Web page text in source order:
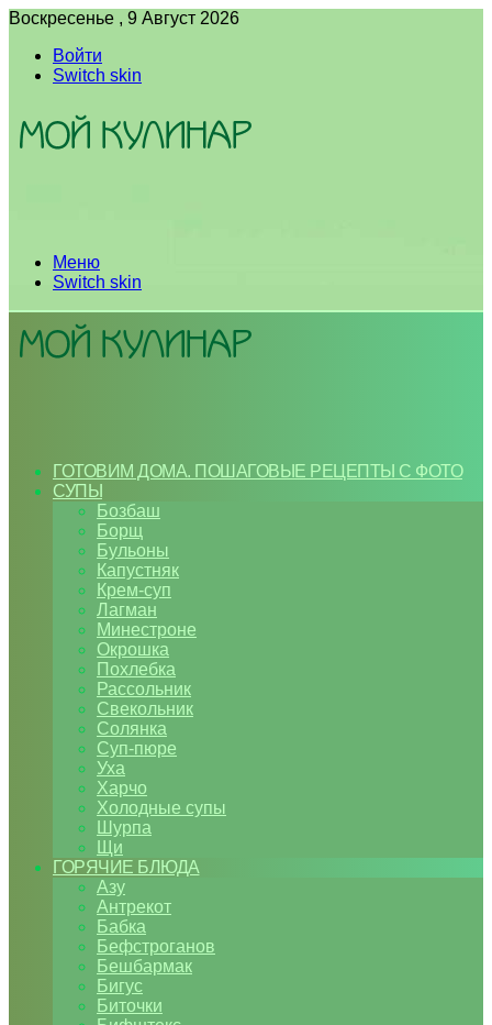
Воскресенье , 9 Август 2026
Войти
Switch skin
Меню
Switch skin
ГОТОВИМ ДОМА. ПОШАГОВЫЕ РЕЦЕПТЫ С ФОТО
СУПЫ
Бозбаш
Борщ
Бульоны
Капустняк
Крем-суп
Лагман
Минестроне
Окрошка
Похлебка
Рассольник
Свекольник
Солянка
Суп-пюре
Уха
Харчо
Холодные супы
Шурпа
Щи
ГОРЯЧИЕ БЛЮДА
Азу
Антрекот
Бабка
Бефстроганов
Бешбармак
Бигус
Биточки